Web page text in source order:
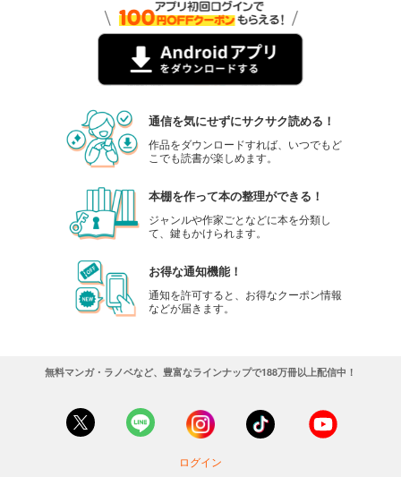
通信を気にせずにサクサク読める！
作品をダウンロードすれば、いつでもど
こでも読書が楽しめます。
本棚を作って本の整理ができる！
ジャンルや作家ごとなどに本を分類し
て、鍵もかけられます。
お得な通知機能！
通知を許可すると、お得なクーポン情報
などが届きます。
無料マンガ・ラノベなど、豊富なラインナップで188万冊以上配信中！
ログイン